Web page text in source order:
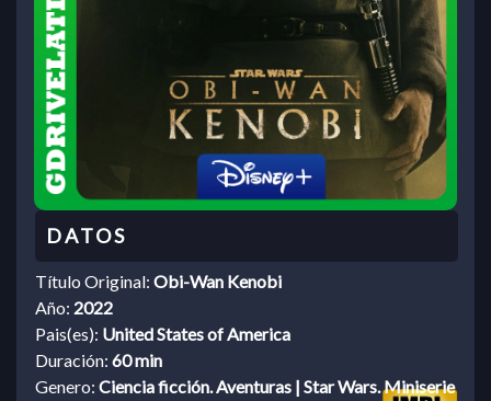
Título Original: Obi-Wan Kenobi
Año: 2022
Pais(es): United States of America
Duración: 60 min
Genero: Ciencia ficción. Aventuras | Star Wars. Miniserie